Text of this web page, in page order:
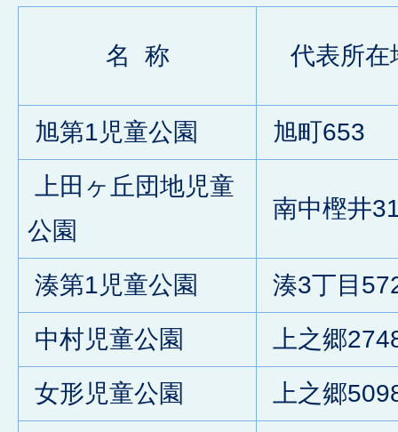
名 称 代表所在
旭第1児童公園
旭町653
上田ヶ丘団地児童
公園
南中樫井
湊第1児童公園
湊3丁目
中村児童公園
上之郷
女形児童公園
上之郷